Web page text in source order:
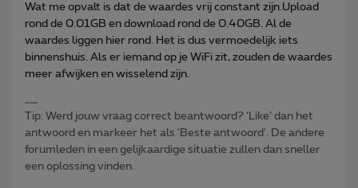
Wat me opvalt is dat de waardes vrij constant zijn.Upload
rond de 0.01GB en download rond de 0.40GB. Al de
waardes liggen hier rond. Het is dus vermoedelijk iets
binnenshuis. Als er iemand op je WiFi zit, zouden de waardes
meer afwijken en wisselend zijn.
Tip: Werd jouw vraag correct beantwoord? ‘Like’ dan het
antwoord en markeer het als 'Beste antwoord'. De andere
forumleden in een gelijkaardige situatie zullen dan sneller
een oplossing vinden.